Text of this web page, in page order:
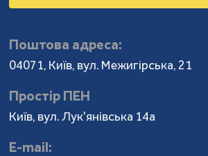
Поштова адреса:
04071, Київ, вул. Межигірська, 21
Простір ПЕН
Київ, вул. Лук'янівська 14а
Е-mail: